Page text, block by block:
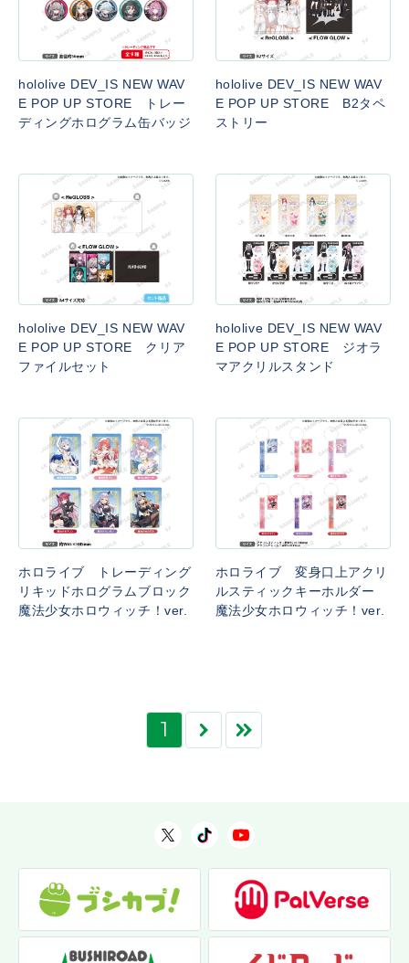
hololive DEV_IS NEW WAV
E POP UP STORE トレー
ディングホログラム缶バッジ
hololive DEV_IS NEW WAV
E POP UP STORE B2タペ
ストリー
hololive DEV_IS NEW WAV
E POP UP STORE クリア
ファイルセット
hololive DEV_IS NEW WAV
E POP UP STORE ジオラ
マアクリルスタンド
ホロライブ トレーディング
リキッドホログラムブロック
魔法少女ホロウィッチ！ver.
ホロライブ 変身口上アクリ
ルスティックキーホルダー
魔法少女ホロウィッチ！ver.
1